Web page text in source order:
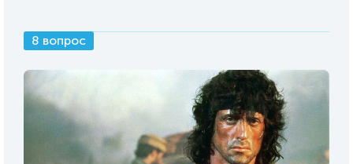
8 вопрос